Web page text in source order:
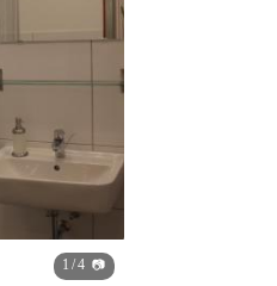
1 / 4 📷